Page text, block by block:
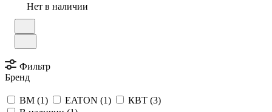
Нет в наличии
Фильтр
Бренд
BM (1) EATON (1) КВТ (3)